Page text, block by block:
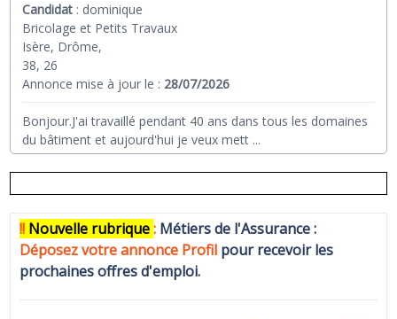
Candidat : dominique
Bricolage et Petits Travaux
Isère, Drôme,
38, 26
Annonce mise à jour le : 28/07/2026
Bonjour.J'ai travaillé pendant 40 ans dans tous les domaines
du bâtiment et aujourd'hui je veux mett ...
!! Nouvelle rubrique: Métiers de l'Assurance :
Déposez votre annonce Profil pour recevoir les
prochaines offres d'emploi.